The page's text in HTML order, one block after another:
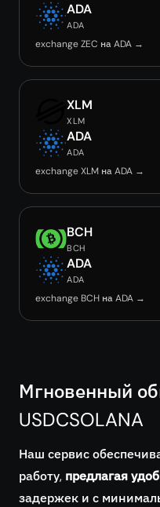
ADA
ADA
exchange ZEC на ADA →
XLM
XLM
ADA
ADA
exchange XLM на ADA →
BCH
BCH
ADA
ADA
exchange BCH на ADA →
Мгновенный
USDCSOLANA
Наш сервис
работу, предлагая
задержек и с